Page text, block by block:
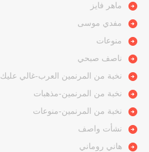
ماهر فايز
مفدي موسى
منوعات
ناصف صبحي
نخبة من المرنمين العرب-غالي عليك
نخبة من المرنمين-مذهبات
نخبة من المرنمين-منوعات
نشأت واصف
هاني روماني